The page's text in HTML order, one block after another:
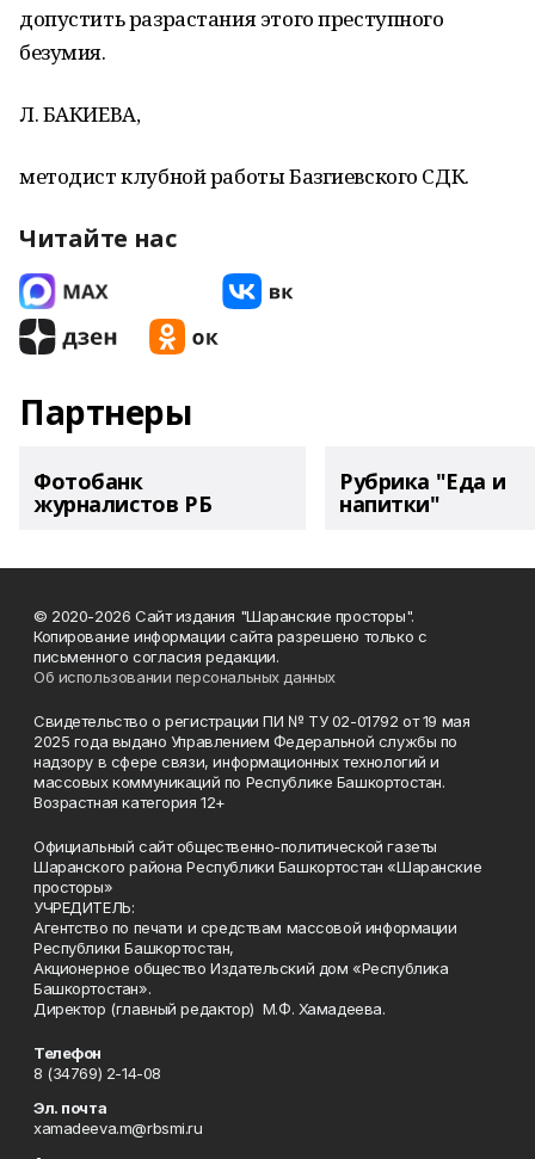
допустить разрастания этого преступного
безумия.
Л. БАКИЕВА,
методист клубной работы Базгиевского СДК.
Читайте нас
Партнеры
Фотобанк
журналистов РБ
Рубрика "Еда и
напитки"
© 2020-2026 Сайт издания "Шаранские просторы".
Копирование информации сайта разрешено только с
письменного согласия редакции.
Об использовании персональных данных
Свидетельство о регистрации ПИ № ТУ 02-01792 от 19 мая
2025 года выдано Управлением Федеральной службы по
надзору в сфере связи, информационных технологий и
массовых коммуникаций по Республике Башкортостан.
Возрастная категория 12+
Официальный сайт общественно-политической газеты
Шаранского района Республики Башкортостан «Шаранские
просторы»
УЧРЕДИТЕЛЬ:
Агентство по печати и средствам массовой информации
Республики Башкортостан,
Акционерное общество Издательский дом «Республика
Башкортостан».
Директор (главный редактор) М.Ф. Хамадеева.
Телефон
8 (34769) 2-14-08
Эл. почта
xamadeeva.m@rbsmi.ru